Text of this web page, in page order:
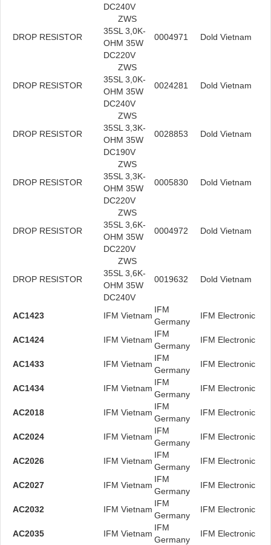
DC240V
DROP RESISTOR
ZWS
35SL 3,0K-
OHM 35W
DC220V
0004971 Dold Vietnam
DROP RESISTOR
ZWS
35SL 3,0K-
OHM 35W
DC240V
0024281 Dold Vietnam
DROP RESISTOR
ZWS
35SL 3,3K-
OHM 35W
DC190V
0028853 Dold Vietnam
DROP RESISTOR
ZWS
35SL 3,3K-
OHM 35W
DC220V
0005830 Dold Vietnam
DROP RESISTOR
ZWS
35SL 3,6K-
OHM 35W
DC220V
0004972 Dold Vietnam
DROP RESISTOR
ZWS
35SL 3,6K-
OHM 35W
DC240V
0019632 Dold Vietnam
AC1423 IFM Vietnam
IFM
Germany
IFM Electronic
AC1424 IFM Vietnam
IFM
Germany
IFM Electronic
AC1433 IFM Vietnam
IFM
Germany
IFM Electronic
AC1434 IFM Vietnam
IFM
Germany
IFM Electronic
AC2018 IFM Vietnam
IFM
Germany
IFM Electronic
AC2024 IFM Vietnam
IFM
Germany
IFM Electronic
AC2026 IFM Vietnam
IFM
Germany
IFM Electronic
AC2027 IFM Vietnam
IFM
Germany
IFM Electronic
AC2032 IFM Vietnam
IFM
Germany
IFM Electronic
AC2035 IFM Vietnam
IFM
Germany
IFM Electronic